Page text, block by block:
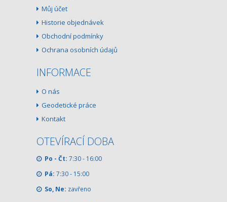
Můj účet
Historie objednávek
Obchodní podmínky
Ochrana osobních údajů
INFORMACE
O nás
Geodetické práce
Kontakt
OTEVÍRACÍ DOBA
Po - Čt: 7:30 - 16:00
Pá: 7:30 - 15:00
So, Ne: zavřeno